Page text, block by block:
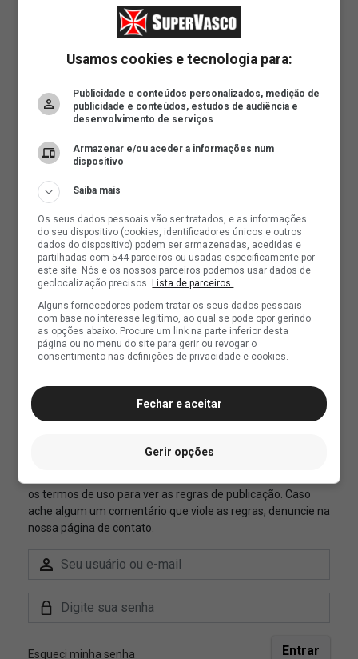
Usamos cookies e tecnologia para:
Publicidade e conteúdos personalizados, medição de
publicidade e conteúdos, estudos de audiência e
desenvolvimento de serviços
Armazenar e/ou aceder a informações num
dispositivo
Saiba mais
Os seus dados pessoais vão ser tratados, e as informações
do seu dispositivo (cookies, identificadores únicos e outros
dados do dispositivo) podem ser armazenadas, acedidas e
partilhadas com 544 parceiros ou usadas especificamente por
este site. Nós e os nossos parceiros podemos usar dados de
geolocalização precisos.Lista de parceiros.
Alguns fornecedores podem tratar os seus dados pessoais
com base no interesse legítimo, ao qual se pode opor gerindo
as opções abaixo. Procure um link na parte inferior desta
página ou no menu do site para gerir ou revogar o
consentimento nas definições de privacidade e cookies.
Fechar e aceitar
Gerir opções